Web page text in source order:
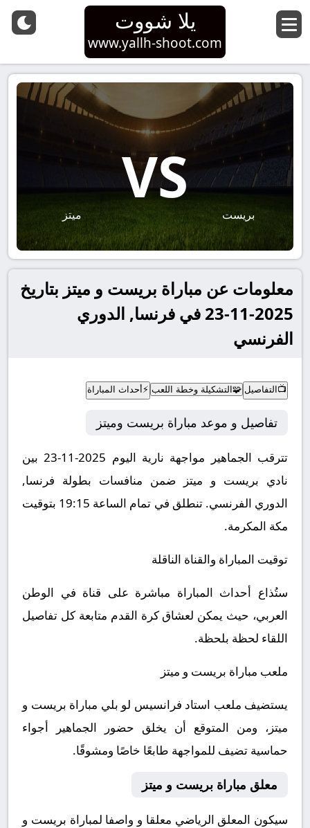
يلا شووت
www.yallh-shoot.com
بريست
VS
ميتز
معلومات عن مباراة بريست و ميتز بتاريخ
2025-11-23 في فرنسا, الدوري
الفرنسي
📺 التفاصيل 🧩 التشكيلة وخطة اللعب ⚡ أحداث المباراة
تفاصيل و موعد مباراة بريست وميتز
تترقب الجماهير مواجهة نارية اليوم 2025-11-23 بين
نادي بريست و ميتز ضمن منافسات بطولة فرنسا,
الدوري الفرنسي.
تنطلق في تمام الساعة 19:15 بتوقيت
مكة المكرمة.
توقيت المباراة والقناة الناقلة
ستُذاع أحداث المباراة مباشرة على قناة في الوطن
العربي، حيث يمكن لعشاق كرة القدم متابعة كل تفاصيل
اللقاء لحظة بلحظة.
ملعب مباراة بريست و ميتز
يستضيف ملعب استاد فرانسيس لو بلي مباراة بريست و
ميتز، ومن المتوقع أن يخلق حضور الجماهير أجواء
حماسية تضيف للمواجهة طابعًا خاصًا ومشوقًا.
معلق مباراة بريست و ميتز
سيكون المعلق الرياضي معلقا و واصفا لمباراة بريست و